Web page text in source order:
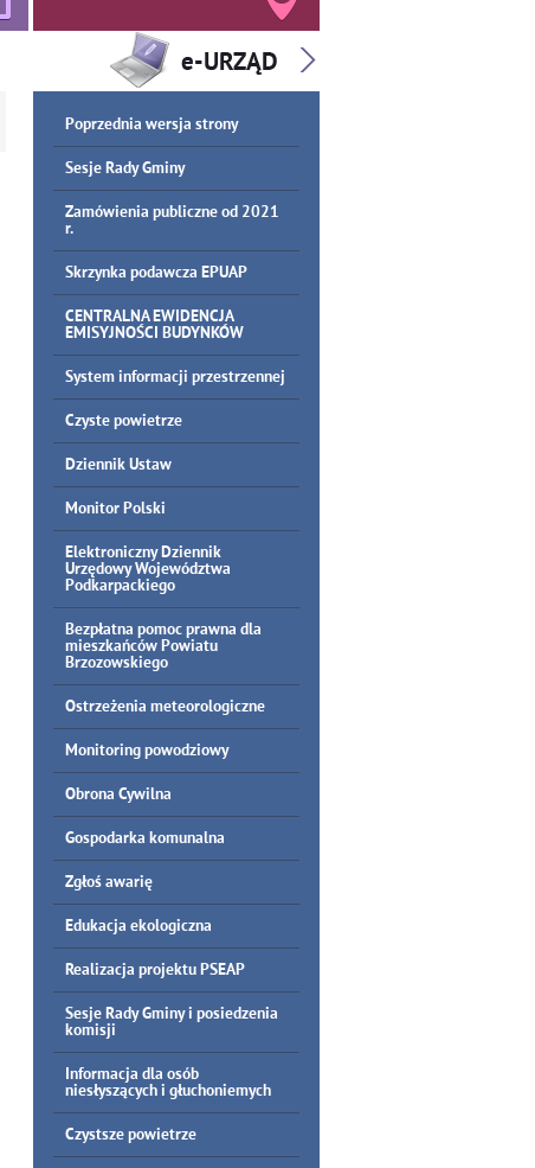
Poprzednia wersja strony
Sesje Rady Gminy
Zamówienia publiczne od 2021
r.
Skrzynka podawcza EPUAP
CENTRALNA EWIDENCJA
EMISYJNOŚCI BUDYNKÓW
System informacji przestrzennej
Czyste powietrze
Dziennik Ustaw
Monitor Polski
Elektroniczny Dziennik
Urzędowy Województwa
Podkarpackiego
Bezpłatna pomoc prawna dla
mieszkańców Powiatu
Brzozowskiego
Ostrzeżenia meteorologiczne
Monitoring powodziowy
Obrona Cywilna
Gospodarka komunalna
Zgłoś awarię
Edukacja ekologiczna
Realizacja projektu PSEAP
Sesje Rady Gminy i posiedzenia
komisji
Informacja dla osób
niesłyszących i głuchoniemych
Czystsze powietrze